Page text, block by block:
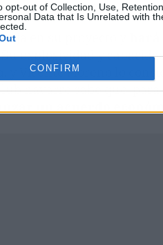
opt-out of Collection, Use,
Data that Is Unrelated with
CONFIRM
en su proyecto y
Su explosividad y
Vicente Moreno lo
navarro sabe que,
un acuerdo